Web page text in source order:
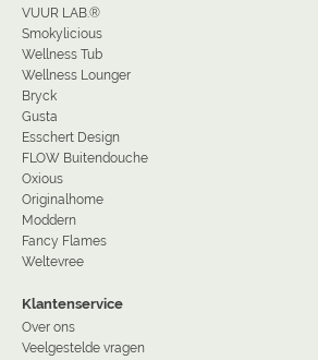
VUUR LAB.®
Smokylicious
Wellness Tub
Wellness Lounger
Bryck
Gusta
Esschert Design
FLOW Buitendouche
Oxious
Originalhome
Moddern
Fancy Flames
Weltevree
Klantenservice
Over ons
Veelgestelde vragen